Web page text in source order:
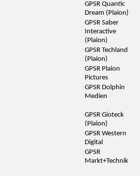
GPSR Quantic
Dream (Plaion)
GPSR Saber
Interactive
(Plaion)
GPSR Techland
(Plaion)
GPSR Plaion
Pictures
GPSR Dolphin
Medien
GPSR Gioteck
(Plaion)
GPSR Western
Digital
GPSR
Markt+Technik